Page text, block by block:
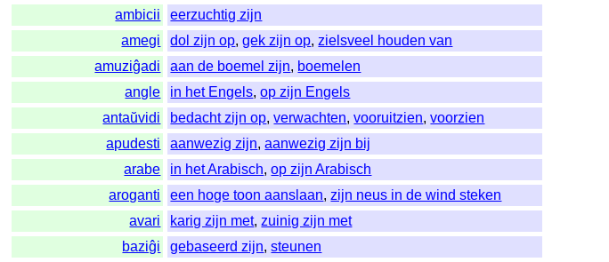
ambicii
eerzuchtig zijn
amegi
dol zijn op,gek zijn op,zielsveel houden van
amuziĝadi
aan de boemel zijn, boemelen
angle
in het Engels,op zijn Engels
antaŭvidi
bedacht zijn op,verwachten,vooruitzien,voorzien
apudesti
aanwezig zijn,aanwezig zijn bij
arabe
in het Arabisch,op zijn Arabisch
aroganti
een hoge toon aanslaan,zijn neus in de wind steken
avari
karig zijn met,zuinig zijn met
baziĝi
gebaseerd zijn,steunen